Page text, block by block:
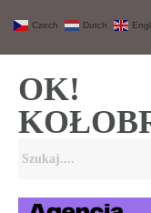
OK!
Czech Dutch